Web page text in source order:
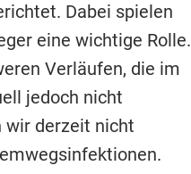
Dabei spielen
eine wichtige Rolle.
Verläufen, die im
jedoch nicht
wir derzeit nicht